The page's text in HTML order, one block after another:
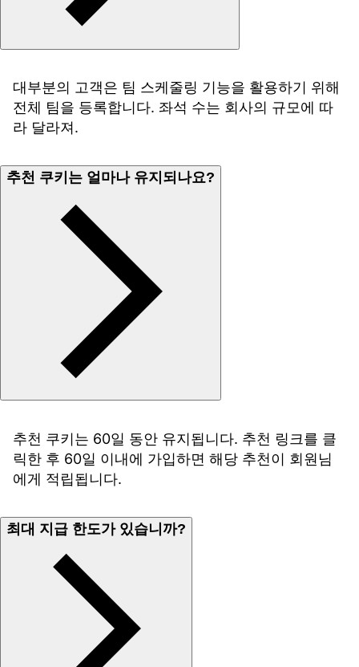
대부분의 고객은 팀 스케줄링 기능을 활용하기 위해
전체 팀을 등록합니다. 좌석 수는 회사의 규모에 따
라 달라져.
추천 쿠키는 얼마나 유지되나요?
추천 쿠키는 60일 동안 유지됩니다. 추천 링크를 클
릭한 후 60일 이내에 가입하면 해당 추천이 회원님
에게 적립됩니다.
최대 지급 한도가 있습니까?